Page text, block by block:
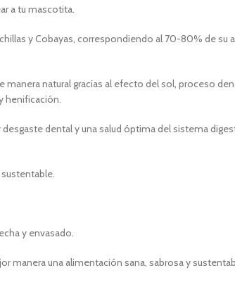
a tu mascotita.
y Cobayas, correspondiendo al 70-80% de
natural gracias al efecto del sol, proceso
henificación.
dental y una salud óptima del sistema
y envasado.
manera una alimentación sana, sabrosa y